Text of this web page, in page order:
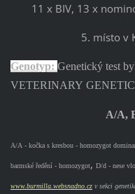
11 x BIV, 13 x nomi
5. místo v
Genotyp: Genetický test
VETERINARY GENETI
A/A,
A/A - kočka s kresbou - homozygot domi
barmské ředění - homozygot, D/d - nese
www.burmilla.websnadno.czv sekci geneti